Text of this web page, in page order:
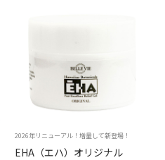
2026年リニューアル！増量して新登場！
EHA（エハ）オリジナル